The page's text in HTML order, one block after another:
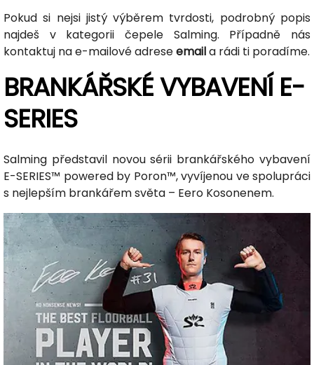
Pokud si nejsi jistý výběrem tvrdosti, podrobný popis
najdeš v kategorii čepele Salming. Případně nás
kontaktuj na e-mailové adreseemaila rádi ti poradíme.
BRANKÁŘSKÉ VYBAVENÍ E-
SERIES
Salming představil novou sérii brankářského vybavení
E-SERIES™ powered by Poron™, vyvíjenou ve spolupráci
s nejlepším brankářem světa – Eero Kosonenem.